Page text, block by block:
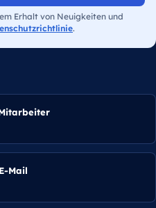
Erhalt von Neuigkeiten und
.
Mail